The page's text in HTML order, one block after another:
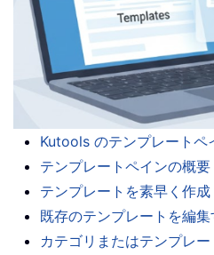
Kutools のテンプレートペ
テンプレートペインの概要
テンプレートを素早く作成
既存のテンプレートを編集
カテゴリまたはテンプレ